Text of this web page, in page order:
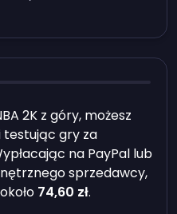
2K z góry, możesz
gry za
na PayPal lub
sprzedawcy,
74,60 zł.